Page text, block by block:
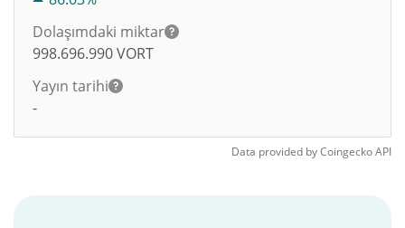
Dolaşımdaki miktar
998.696.990VORT
Yayın tarihi
-
Data provided byCoingeckoAPI